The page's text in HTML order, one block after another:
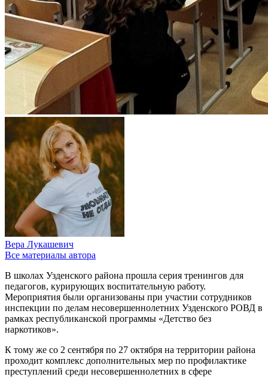
Вера Лукашевич
Все материалы автора
В школах Узденского района прошла серия тренингов для
педагогов, курирующих воспитательную работу.
Мероприятия были организованы при участии сотрудников
инспекции по делам несовершеннолетних Узденского РОВД в
рамках республиканской программы «Детство без
наркотиков».
К тому же со 2 сентября по 27 октября на территории района
проходит комплекс дополнительных мер по профилактике
преступлений среди несовершеннолетних в сфере